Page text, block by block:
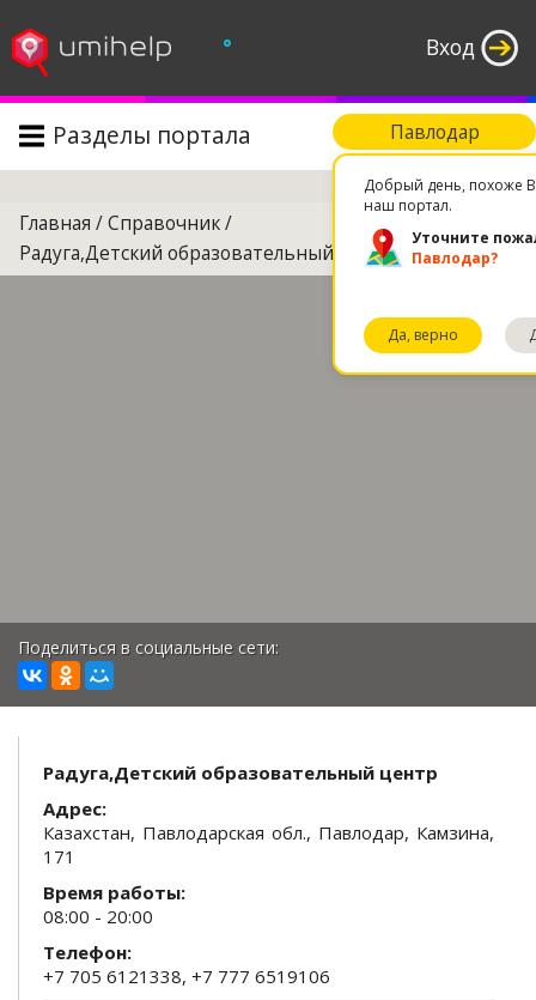
Вход
°
Павлодар
Добрый день, похоже
наш портал.
Уточните
Павлодар?
Да, верно
Разделы портала Поиск
Главная /Справочник/
Радуга,Детский образовательный центр
Поделиться в социальные сети:
Радуга,Детский образовательный центр
Адрес:
Казахстан, Павлодарская обл., Павлодар, Камзина,
171
Время работы:
08:00 - 20:00
Телефон:
+7 705 6121338, +7 777 6519106